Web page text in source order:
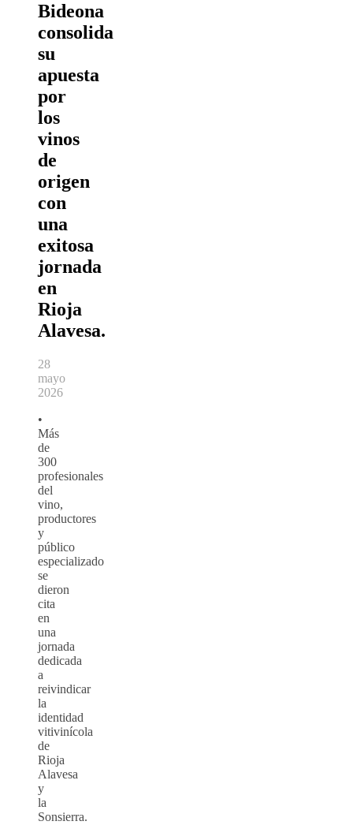
Bideona
consolida
su
apuesta
por
los
vinos
de
origen
con
una
exitosa
jornada
en
Rioja
Alavesa.
28
mayo
2026
•
Más
de
300
profesionales
del
vino,
productores
y
público
especializado
se
dieron
cita
en
una
jornada
dedicada
a
reivindicar
la
identidad
vitivinícola
de
Rioja
Alavesa
y
la
Sonsierra.